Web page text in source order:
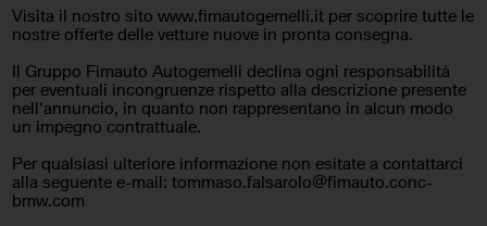
d'emergenza
della stanchezza
Specchietti laterali elettrici
Specchietto retrovisore con
Spoiler Supporto lombare
Visita il nostro sito www.fimautogemelli.it per scoprire tutte le
nostre offerte delle vetture nuove in pronta consegna.
Il Gruppo Fimauto Autogemelli declina ogni responsabilità
per eventuali incongruenze rispetto alla descrizione presente
nell'annuncio, in quanto non rappresentano in alcun modo
un impegno contrattuale.
Per qualsiasi ulteriore informazione non esitate a contattarci
alla seguente e-mail: tommaso.falsarolo@fimauto.conc-
bmw.com